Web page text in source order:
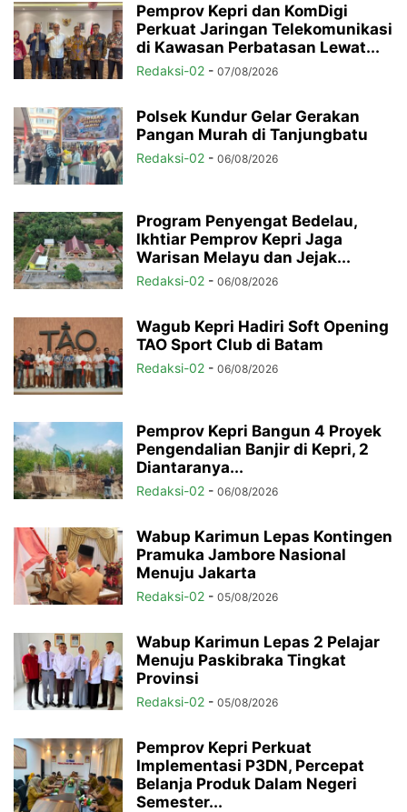
Pemprov Kepri dan KomDigi
Perkuat Jaringan Telekomunikasi
di Kawasan Perbatasan Lewat...
Redaksi-02 - 07/08/2026
Polsek Kundur Gelar Gerakan
Pangan Murah di Tanjungbatu
Redaksi-02 - 06/08/2026
Program Penyengat Bedelau,
Ikhtiar Pemprov Kepri Jaga
Warisan Melayu dan Jejak...
Redaksi-02 - 06/08/2026
Wagub Kepri Hadiri Soft Opening
TAO Sport Club di Batam
Redaksi-02 - 06/08/2026
Pemprov Kepri Bangun 4 Proyek
Pengendalian Banjir di Kepri, 2
Diantaranya...
Redaksi-02 - 06/08/2026
Wabup Karimun Lepas Kontingen
Pramuka Jambore Nasional
Menuju Jakarta
Redaksi-02 - 05/08/2026
Wabup Karimun Lepas 2 Pelajar
Menuju Paskibraka Tingkat
Provinsi
Redaksi-02 - 05/08/2026
Pemprov Kepri Perkuat
Implementasi P3DN, Percepat
Belanja Produk Dalam Negeri
Semester...